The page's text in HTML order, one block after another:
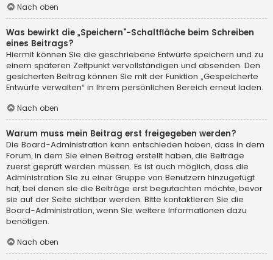
Nach oben
Was bewirkt die „Speichern“-Schaltfläche beim Schreiben
eines Beitrags?
Hiermit können Sie die geschriebene Entwürfe speichern und zu
einem späteren Zeitpunkt vervollständigen und absenden. Den
gesicherten Beitrag können Sie mit der Funktion „Gespeicherte
Entwürfe verwalten“ in Ihrem persönlichen Bereich erneut laden.
Nach oben
Warum muss mein Beitrag erst freigegeben werden?
Die Board-Administration kann entschieden haben, dass in dem
Forum, in dem Sie einen Beitrag erstellt haben, die Beiträge
zuerst geprüft werden müssen. Es ist auch möglich, dass die
Administration Sie zu einer Gruppe von Benutzern hinzugefügt
hat, bei denen sie die Beiträge erst begutachten möchte, bevor
sie auf der Seite sichtbar werden. Bitte kontaktieren Sie die
Board-Administration, wenn Sie weitere Informationen dazu
benötigen.
Nach oben